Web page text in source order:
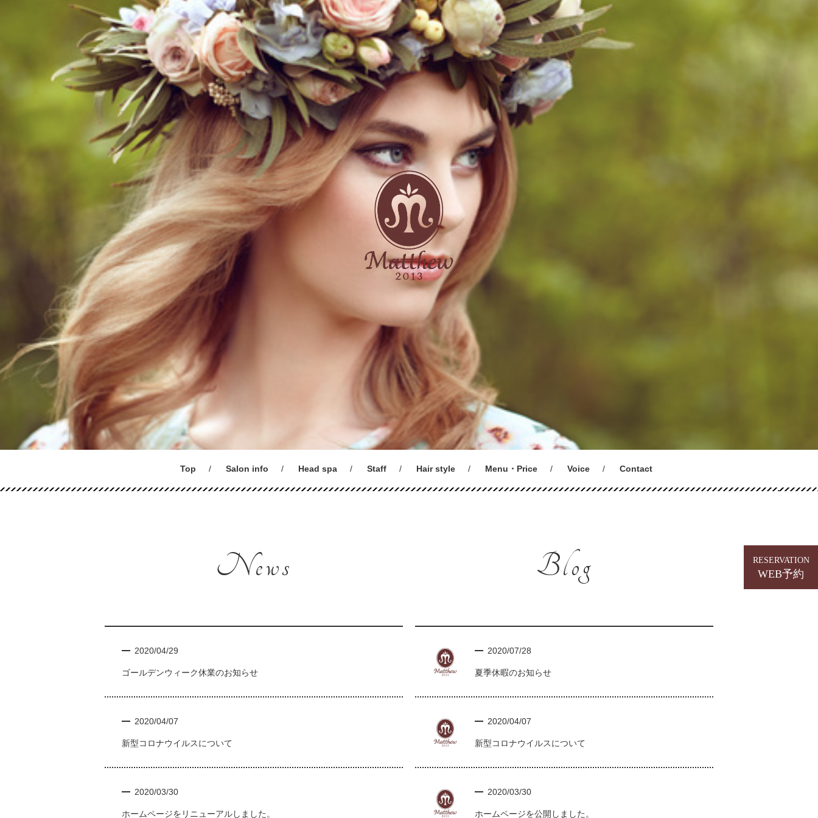
Top Salon info Head spa Staff Hair style Menu・Price Voice Contact
News
2020/04/29
ゴールデンウィーク休業のお知らせ
2020/04/07
新型コロナウイルスについて
2020/03/30
ホームページをリニューアルしました。
Blog
2020/07/28
夏季休暇のお知らせ
2020/04/07
新型コロナウイルスについて
2020/03/30
ホームページを公開しました。
RESERVATION
WEB予約